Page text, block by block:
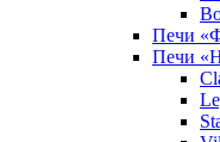
Печи
Печи